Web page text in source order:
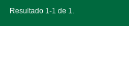
Resultado 1-1 de 1.